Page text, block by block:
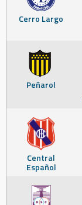
Cerro Largo
Peñarol
Central
Español